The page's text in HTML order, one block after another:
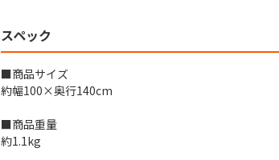
スペック
■商品サイズ
約幅100×奥行140cm
■商品重量
約1.1kg